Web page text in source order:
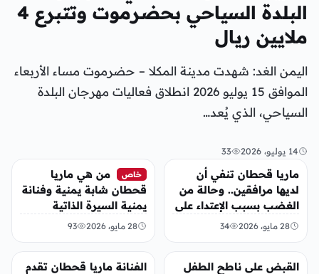
البلدة السياحي بحضرموت وتتبرع 4
ملايين ريال
اليمن الغد: شهدت مدينة المكلا – حضرموت مساء الأربعاء
الموافق 15 يوليو 2026 انطلاق فعاليات مهرجان البلدة
السياحي، الذي يُعد…
14 يوليو، 2026 33
تريندات
ماريا قحطان تنفي أن
لديها مرافقين.. وحالة من
الغضب بسبب الإعتداء على
الطفل
28 مايو، 2026 34
الفن
خاص
من هي ماريا
قحطان شابة يمنية وفنانة
يمنية السيرة الذاتية
28 مايو، 2026 93
منوعات
القبض على ناطح الطفل
منوعات
الفنانة ماريا قحطان تقدم